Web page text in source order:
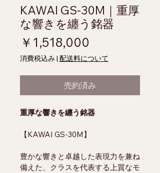
KAWAI GS-30M｜重厚
な響きを纏う銘器
￥1,518,000
消費税込み | 配送料について
売約済み
重厚な響きを纏う銘器
【KAWAI GS-30M】
豊かな響きと卓越した表現力を兼ね
備えた、クラスを代表する上質なモ